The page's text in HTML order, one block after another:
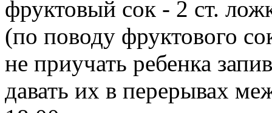
фруктовый сок - 2 ст.
(по поводу фруктового
не приучать ребенка
давать их в перерывах